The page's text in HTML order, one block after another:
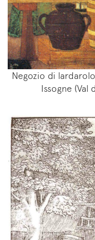
Negozio di
Issogne (Val